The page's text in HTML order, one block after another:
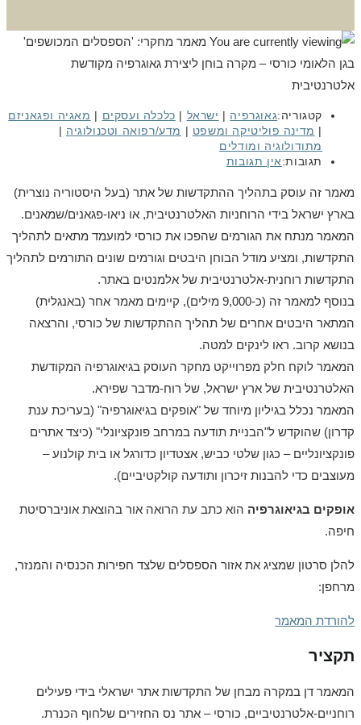
קטגוריה:גאוגרפיה | ישראל | כלכלה ועסקים | מאגיה ופגאניזם
| מדינה פוליטיקה ומשפט | מדע/רפואה וטכנולוגיה |
מתודולוגיה ומודלים
תגובות:אין תגובות
מאמר זה עוסק בתהליך ההתקדשות של אתר (בעל היסטוריה נוצרית)
בארץ ישראל בידי הרוחניות האלטרנטיבית, או ניאו-פגאנים/שמאנים.
המאמר מנתח את הגורמים שהפכו את כורסי למועמד מתאים לתהליך
התקדשות, ומציע מודל הבוחן היבטים וגורמים שונים התורמים לתהליך
התקדשות רוחנית-אלטרנטיבית של אלמנטים באתר.
בנוסף למאמר זה (כ-9,000 מילים), קיימים מאמר אחר (באנגלית)
המתאר היבטים אחרים של תהליך ההתקדשות של כורסי, והרצאה
בנושא קרוב. ראו לינקים למטה.
המאמר לוקח חלק מפרוייקט מחקר העוסק בגיאוגרפיה המקודשת
האלטרנטיבית של ארץ ישראל, של רוח-מדבר שפירא.
המאמר נכלל בגיליון מיוחד של "אופקים בגיאוגרפיה" (בעריכת ענת
קדרון) שהוקדש ל"הבניית תודעה במרחב פונקציונלי" (כיצד אתרים
פונקציונליים – כגון שלטי כביש, אצטדיון כדורגל או בית קולנוע –
מעוצבים כדי להבנות זיכרון ותודעה קולקטיביים).
אופקים בגיאוגרפיה הוא כתב עת הרואה אור בהוצאת אוניברסיטת
חיפה.
להלן סרטון שמציג את אזור הספסלים שלצד חפירות הכנסיה והמנזר,
מרחפן:
להורדת המאמר
תקציר
המאמר דן במקרה מבחן של התקדשות אתר ישראלי בידי פעילים
רוחניים-אלטרנטיביים, כורסי – אתר נס החזירים שלחוף הכנרת.